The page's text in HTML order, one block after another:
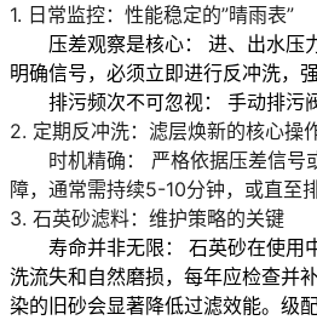
1. 日常监控：性能稳定的”晴雨表”
压差观察是核心： 进、出水压
明确信号， 必须立即进行反冲洗，
排污频次不可忽视：
手动排污
2. 定期反冲洗：滤层焕新的核心操
时机精确：
严格依据压差信号
障，通常需持续5-10分钟，或直至
3. 石英砂滤料：维护策略的关键
寿命并非无限： 石英砂在使用
洗流失和自然磨损，每年应检查并
染的旧砂会显著降低过滤效能。 级